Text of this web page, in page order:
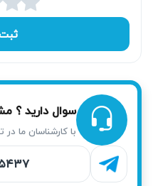
دارد سریع‌ترین خدمات را با
سوال دارید ؟
با کارشناسان ما